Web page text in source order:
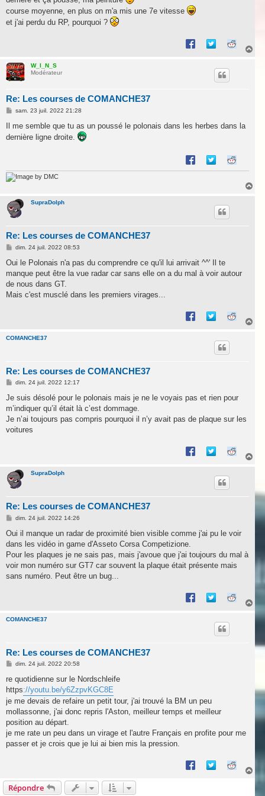
course moyenne, en plus on m'a mis une 7e vitesse
et j'ai perdu du RP, pourquoi ?
W_I_N_S
Modérateur
Re: Les courses de COMANCHE37
M
s
a
sam. 23 juil. 2022 21:28
Il me semble que tu as un poussé le polonais dans les herbes dans la
dernière ligne droite.
by DMC
SupraDolph
Re: Les courses de COMANCHE37
M
s
a
g
dim. 24 juil. 2022 08:53
Oui le Polonais n'a pas du comprendre ce qu'il lui arrivait ^^' Il te
manque peut être la vue radar car sans elle on a du mal à voir autour
de nous dans GT.
Mais c'est musclé dans les premiers virages...
COMANCHE37
Re: Les courses de COMANCHE37
M
s
a
g
dim. 24 juil. 2022 12:17
Je suis désolé pour le polonais mais je ne le voyais pas et rien pour
m’indiquer qu’il était là c’est dommage.
Je n’ai toujours pas compris pourquoi il n’y avait pas de plaque sur les
voitures
SupraDolph
Re: Les courses de COMANCHE37
M
s
a
g
dim. 24 juil. 2022 14:26
Oui il manque un radar de proximité bien visible comme j'ai pu le voir
dans les vidéo in game d'Asseto Corsa Competizione.
Pour les plaques je ne sais pas, mais j'avoue que j'ai toujours du mal à
voir mon numéro sur GT7 car souvent la plaque était présente mais
sans numéro. Peut être un bug...
u
COMANCHE37
Re: Les courses de COMANCHE37
M
s
a
g
e
dim. 24 juil. 2022 20:58
re quotidienne sur le Nordschleife
https://youtu.be/y6ZzpvKGC8E
je me devais de refaire un petit tour, j'ai trouvé la BM un peu
mollassonne, j'ai donc repris l'Aston, meilleur temps et meilleur
position au départ.
je me rate un peu dans un virage et l'autre Français en profite pour me
passer et je crois que je lui ai bien mis la pression.
Répondre